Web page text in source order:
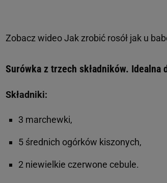
Zobacz wideoJak zrobić rosół jak u
Surówka z trzech składników.
Składniki:
3 marchewki,
5 średnich ogórków kiszonych,
2 niewielkie czerwone cebule.